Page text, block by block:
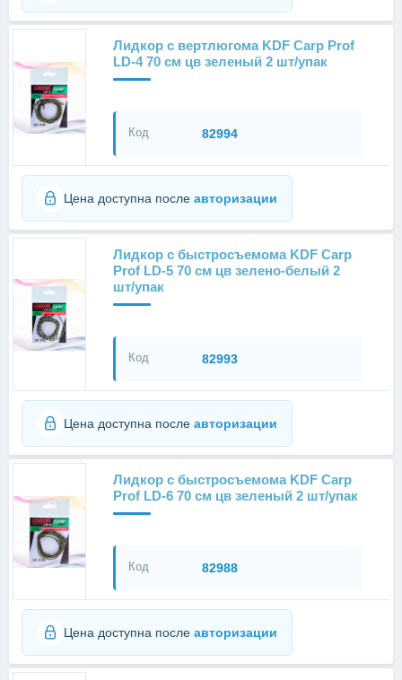
Лидкор с вертлюгома KDF Carp Prof
LD-4 70 см цв зеленый 2 шт/упак
Код 82994
Цена доступна после авторизации
Лидкор с быстросъемома KDF Carp
Prof LD-5 70 см цв зелено-белый 2
шт/упак
Код 82993
Цена доступна после авторизации
Лидкор с быстросъемома KDF Carp
Prof LD-6 70 см цв зеленый 2 шт/упак
Код 82988
Цена доступна после авторизации